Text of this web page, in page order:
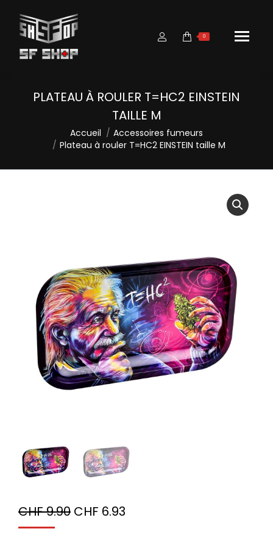
0
PLATEAU À ROULER T=HC2 EINSTEIN
TAILLE M
Vous êtes ici :Accueil
Accessoires fumeurs
Plateau à rouler T=HC2 EINSTEIN taille M
CHF9.90 CHF 6.93